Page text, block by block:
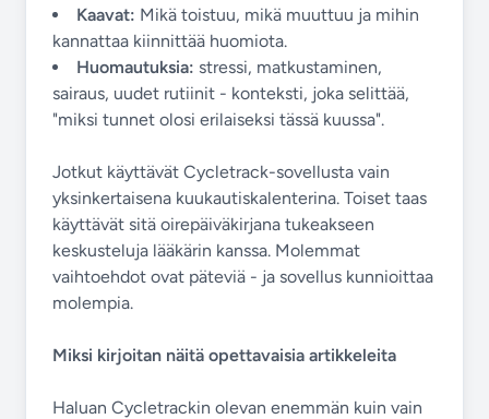
Kaavat: Mikä toistuu, mikä muuttuu ja mihin
kannattaa kiinnittää huomiota.
Huomautuksia: stressi, matkustaminen,
sairaus, uudet rutiinit - konteksti, joka selittää,
"miksi tunnet olosi erilaiseksi tässä kuussa".
Jotkut käyttävät Cycletrack-sovellusta vain
yksinkertaisena kuukautiskalenterina. Toiset taas
käyttävät sitä oirepäiväkirjana tukeakseen
keskusteluja lääkärin kanssa. Molemmat
vaihtoehdot ovat päteviä - ja sovellus kunnioittaa
molempia.
Miksi kirjoitan näitä opettavaisia artikkeleita
Haluan Cycletrackin olevan enemmän kuin vain